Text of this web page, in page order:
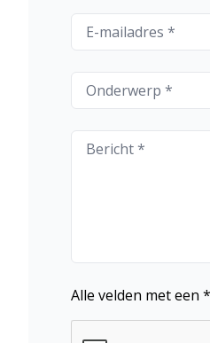
Alle velden met een